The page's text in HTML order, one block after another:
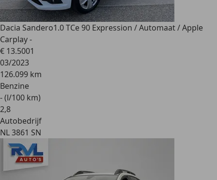
Dacia Sandero1.0 TCe 90 Expression / Automaat / Apple
Carplay -
€ 13.5001
03/2023
126.099 km
Benzine
- (l/100 km)
2,8
Autobedrijf
NL 3861 SN